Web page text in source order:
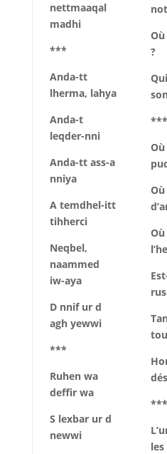
nettmaaqal
madhi
***
Anda-tt
lherma, lahya
Anda-t
leqder-nni
Anda-tt ass-a
nniya
A temdhel-itt
tihherci
Neqbel,
naammed
iw-aya
D nnif ur d
agh yewwi
***
Ruhen wa
deffir wa
S lexbar ur d
newwi
?
***
***